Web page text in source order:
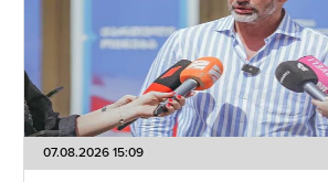
07.08.2026 15:09